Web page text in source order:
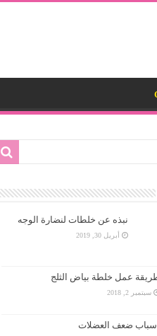
نبذه عن خلطات لنضارة الوجه
أبريل 30, 2019
عمل خلطة بياض الثلج
سبتمبر 2, 2018
ضعف العضلات